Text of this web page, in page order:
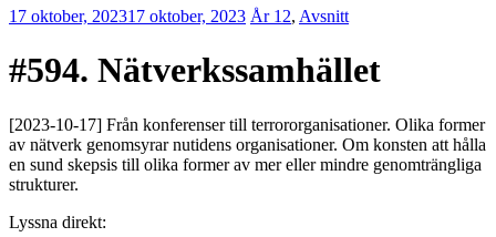
17 oktober, 202317 oktober, 2023 Erik
År 12, Avsnitt
#594. Nätverkssamhället
[2023-10-17] Från konferenser till terrororganisationer. Olika former
av nätverk genomsyrar nutidens organisationer. Om konsten att hålla
en sund skepsis till olika former av mer eller mindre genomträngliga
strukturer.
Lyssna direkt: